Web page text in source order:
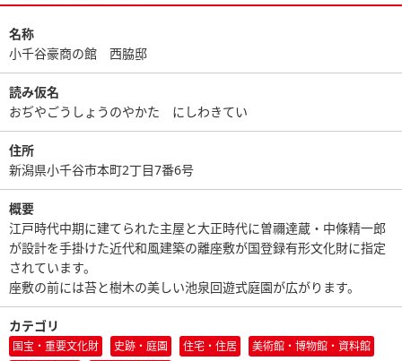
名称
小千谷豪商の館 西脇邸
読み仮名
おぢやごうしょうのやかた にしわきてい
住所
新潟県小千谷市本町2丁目7番6号
概要
江戸時代中期に建てられた主屋と大正時代に曽禰達蔵・中條精一郎
が設計を手掛けた近代和風建築の離座敷が国登録有形文化財に指定
されています。
座敷の前には苔と樹木の美しい池泉回遊式庭園が広がります。
カテゴリ
国宝・重要文化財 史跡・庭園 住宅・住居
美術館・博物館・資料館